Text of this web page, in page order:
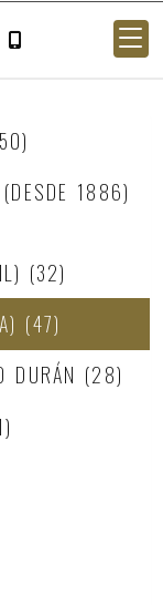
1886)
(32)
(47)
DURÁN (28)